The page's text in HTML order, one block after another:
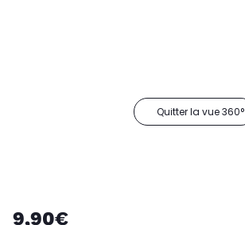
Quitter la vue 360°
9,90€